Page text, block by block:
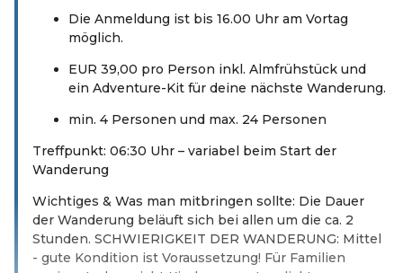
Die Anmeldung ist bis 16.00 Uhr am Vortag
möglich.
EUR 39,00 pro Person inkl. Almfrühstück und
ein Adventure-Kit für deine nächste Wanderung.
min. 4 Personen und max. 24 Personen
Treffpunkt: 06:30 Uhr – variabel beim Start der
Wanderung
Wichtiges & Was man mitbringen sollte: Die Dauer
der Wanderung beläuft sich bei allen um die ca. 2
Stunden. SCHWIERIGKEIT DER WANDERUNG: Mittel
- gute Kondition ist Voraussetzung! Für Familien